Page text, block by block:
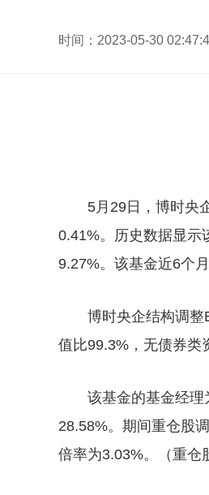
时间：2023-05-30
5月29日，博时央
0.41%。历史数据显示
9.27%。该基金近6个
博时央企结构调
值比99.3%，无债券类
该基金的基金经
28.58%。期间重仓股
倍率为3.03%。（重仓